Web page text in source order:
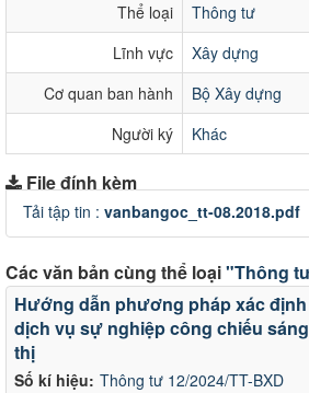
Thể loại
Thông tư
Lĩnh vực
Xây dựng
Cơ quan ban hành
Bộ Xây dựng
Người ký
Khác
File đính kèm
Tải tập tin : vanbangoc_tt-08.2018.pdf
Các văn bản cùng thể loại"Thông
Số kí hiệu: Thông tư 12/2024/TT-BXD
Hướng dẫn phương pháp xác
dịch vụ sự nghiệp công chiếu
thị